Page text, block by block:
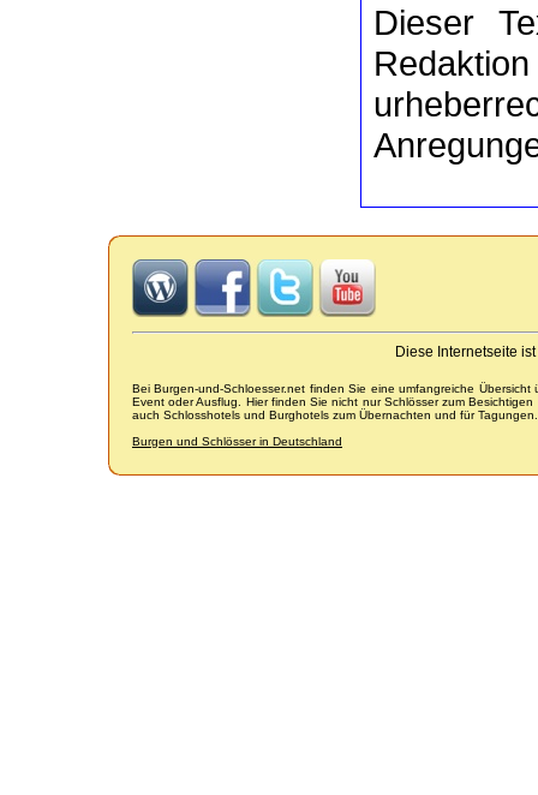
Dieser
Diese Internetseite
Bei Burgen-und-Schloesser.net finden Sie eine umfangreiche
Event oder Ausflug. Hier finden Sie nicht nur Schlösser zum
auch Schlosshotels und Burghotels zum Übernachten und für Tagungen.
Burgen und Schlösser in Deutschland